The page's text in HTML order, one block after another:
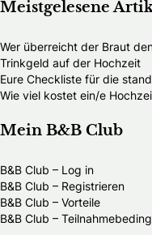
Meistgelesene
Wer überreicht der Braut
Trinkgeld auf der Hochzeit
Eure Checkliste für die
Wie viel kostet ein/e
Mein B&B Club
B&B Club – Log in
B&B Club – Registrieren
B&B Club – Vorteile
B&B Club –